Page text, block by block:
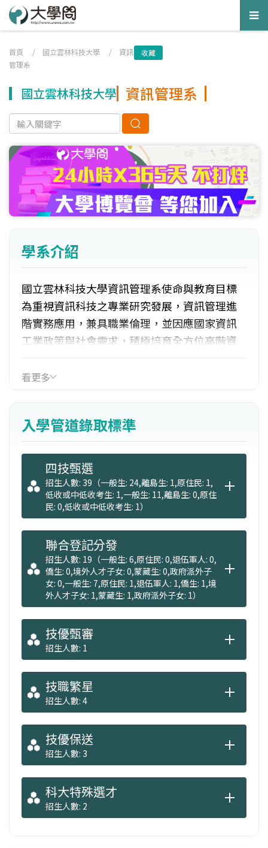
首頁 / 國立雲林科技大學 / 資訊
管理系
收藏
國立雲林科技大學 資訊管理系
學系介紹
國立雲林科技大學資訊管理系使命與教育目標
為重視資訊科技之專業研究發展，資訊管理進
階實務應用，兼具職業倫理，並因應國家資訊
工業政策與社會需求，積極培育全方位高階資
看更多
入學管道錄取標準
四技甄選
招生人數: 39（一般生: 24,離島生: 1,原住民: 1,
低收或中低收考生: 1,一般生: 11,離島生: 0,原住
民: 0,低收或中低收考生: 1）
聯合登記分發
招生人數: 19（一般生: 6,原住民: 0,退伍軍人: 0,
僑生: 0,境外人才子女: 0,蒙藏生: 0,政府派外子
女: 0,一般生: 7,原住民: 1,退伍軍人: 1,僑生: 1,境
外人才子女: 1,蒙藏生: 1,政府派外子女: 1）
技優甄審
招生人數: 1
技職繁星
招生人數: 4
技優保送
招生人數: 3
科大特殊選才
招生人數: 2